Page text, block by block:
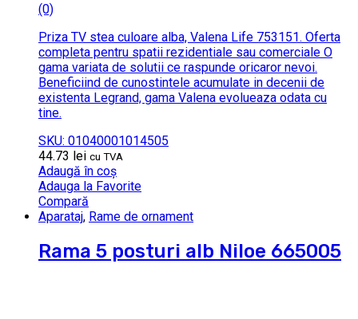
(0)
Priza TV stea culoare alba, Valena Life 753151. Oferta
completa pentru spatii rezidentiale sau comerciale O
gama variata de solutii ce raspunde oricaror nevoi.
Beneficiind de cunostintele acumulate in decenii de
existenta Legrand, gama Valena evolueaza odata cu
tine.
SKU: 01040001014505
44.73 lei cu TVA
Adaugă în coș
Adauga la Favorite
Compară
Aparataj, Rame de ornament
Rama 5 posturi alb Niloe 665005